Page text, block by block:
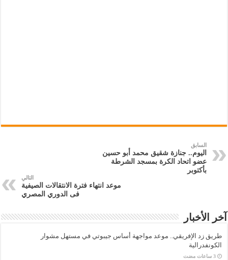
السابق
اليوم.. جنازة شقيق محمد أبو حسين
عضو اتحاد الكرة بمسجد الشرطة
بأكتوبر
التالي
موعد انتهاء فترة الانتقالات الصيفية
فى الدوري المصري
آخر الأخبار
طريق زد الإفريقي.. موعد مواجهة أساس جيبوتي في مستهل مشوار
الكونفدرالية
‏3 ساعات مضت